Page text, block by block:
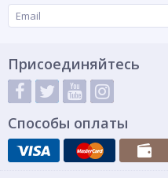
Присоединяйтесь
Способы оплаты